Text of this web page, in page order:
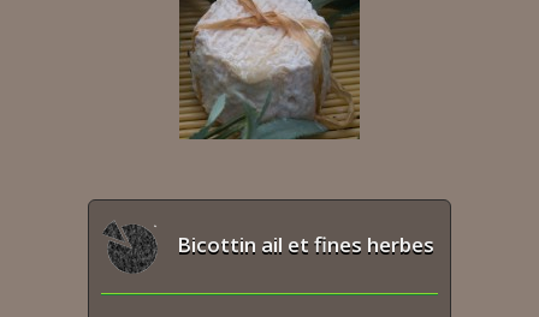
Bicottin ail et fines herbes